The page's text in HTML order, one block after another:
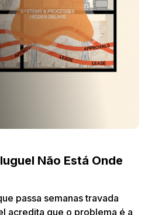
Não Está Onde
passa semanas travada
acredita que o problema é a